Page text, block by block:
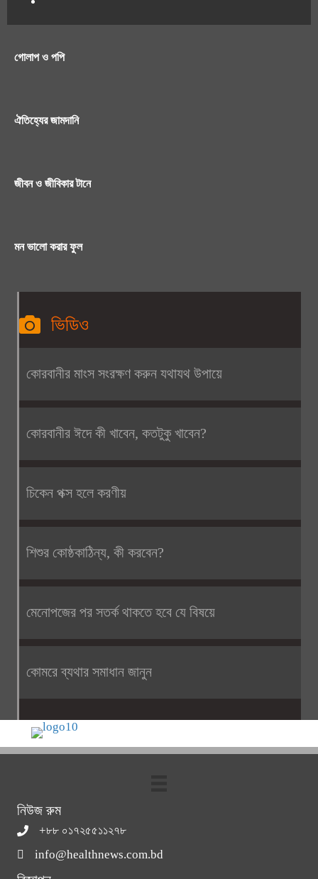
গোলাপ ও পপি
ঐতিহ্যের জামদানি
জীবন ও জীবিকার টানে
মন ভালো করার ফুল
ভিডিও
কোরবানীর মাংস সংরক্ষণ করুন যথাযথ উপায়ে
কোরবানীর ঈদে কী খাবেন, কতটুকু খাবেন?
চিকেন পক্স হলে করণীয়
শিশুর কোষ্ঠকাঠিন্য, কী করবেন?
মেনোপজের পর সতর্ক থাকতে হবে যে বিষয়ে
কোমরে ব্যথার সমাধান জানুন
নিউজ রুম
+৮৮ ০১৭২৫৫১১২৭৮
info@healthnews.com.bd